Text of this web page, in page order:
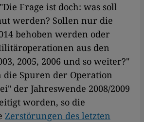
Frage ist doch: was soll
werden? Sollen nur die
behoben werden oder
aus den
2005, 2006 und so weiter?"
die Spuren der Operation
der Jahreswende 2008/2009
worden, so die
Zerstörungen des letzten